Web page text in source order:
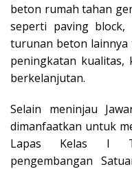
beton rumah tahan
seperti paving
turunan beton
peningkatan kualitas,
berkelanjutan.
Selain meninjau
dimanfaatkan untuk
Lapas Kelas I
pengembangan